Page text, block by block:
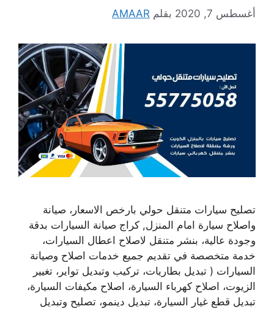
أغسطس 7, 2020 بقلم AMAAR
تصليح سيارات متنقل حولي بارخص الاسعار، صيانة
واصلاح سيارة امام المنزل, كراج صيانة السيارات بدقة
وجودة عالية، بنشر متنقل لاصلاح اعطال السيارات،
خدمة متخصصة في تقديم جميع خدمات اصلاح وصيانة
السيارات ( تبديل بطاريات، تركيب وتبديل تواير، تغيير
الزيوت، اصلاح كهرباء السيارة، اصلاح مكيفات السيارة،
تبديل قطع غيار السيارة، تبديل دينمو، تصليح وتبديل